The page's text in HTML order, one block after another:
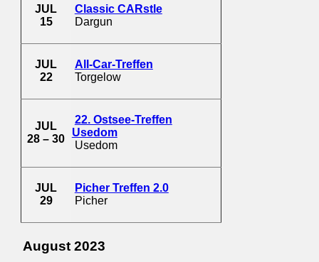
JUL
15
Classic CARstle
Dargun
JUL
22
All-Car-Treffen
Torgelow
JUL
28 – 30
22. Ostsee-Treffen
Usedom
Usedom
JUL
29
Picher Treffen 2.0
Picher
August 2023